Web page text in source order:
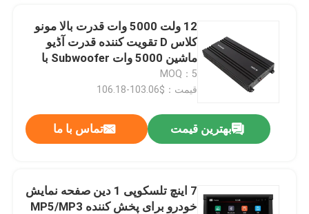
12 ولت 5000 وات قدرت بالا مونو
کلاس D تقویت کننده قدرت آڈیو
ماشین 5000 وات Subwoofer با
Crossovers
MOQ：5
قیمت：$103.06-106.18
بهترین قیمت تماس با ما
7 اینچ تلسکوپی 1 دین صفحه نمایش
خودرو برای پخش کننده MP5/MP3